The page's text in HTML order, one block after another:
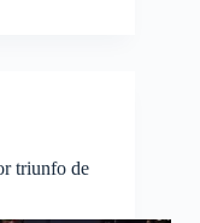
triunfo de